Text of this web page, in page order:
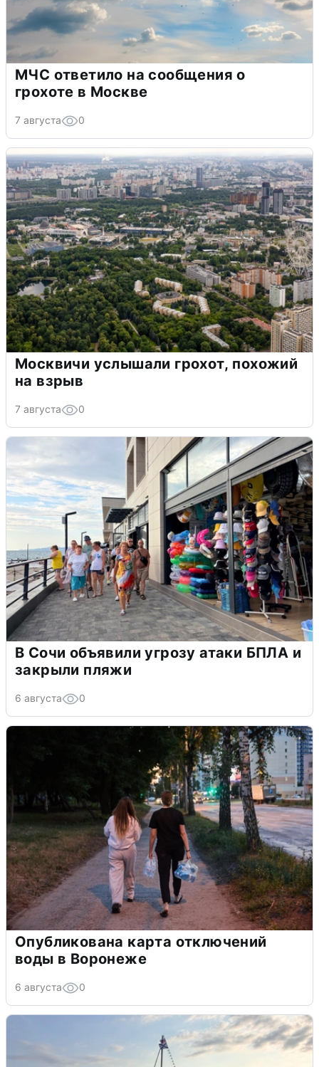
МЧС ответило на сообщения о
грохоте в Москве
7 августа 0
Москвичи услышали грохот, похожий
на взрыв
7 августа 0
В Сочи объявили угрозу атаки БПЛА и
закрыли пляжи
6 августа 0
Опубликована карта отключений
воды в Воронеже
6 августа 0